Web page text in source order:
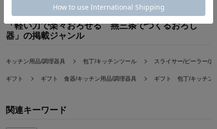
「軽い力で楽々おろせる 燕三条でつくるおろし
器」の掲載ジャンル
キッチン用品/調理器具 包丁/キッチンツール スライサー/ピーラー/お
ギフト ギフト 食器/キッチン用品/調理器具 ギフト 包丁/キッチン
関連キーワード